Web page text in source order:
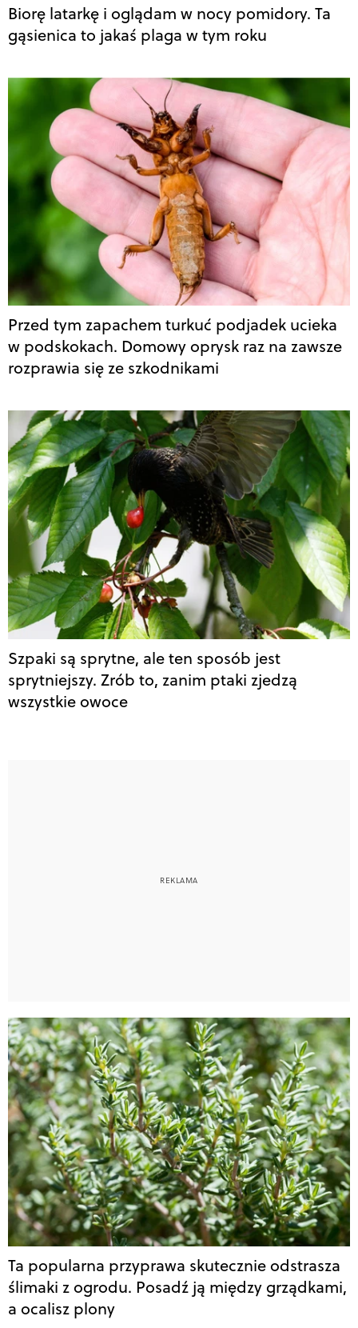
Biorę latarkę i oglądam w nocy pomidory. Ta
gąsienica to jakaś plaga w tym roku
Przed tym zapachem turkuć podjadek ucieka
w podskokach. Domowy oprysk raz na zawsze
rozprawia się ze szkodnikami
Szpaki są sprytne, ale ten sposób jest
sprytniejszy. Zrób to, zanim ptaki zjedzą
wszystkie owoce
Ta popularna przyprawa skutecznie odstrasza
ślimaki z ogrodu. Posadź ją między grządkami,
a ocalisz plony